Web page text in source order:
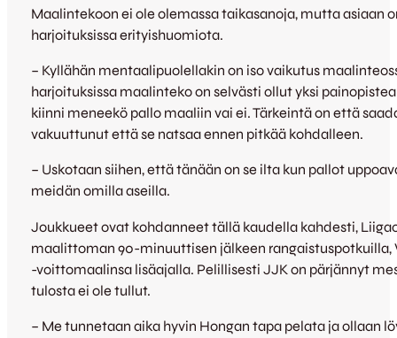
Maalintekoon ei ole olemassa taikasanoja, mutta asiaan
harjoituksissa erityishuomiota.
– Kyllähän mentaalipuolellakin on iso vaikutus
harjoituksissa maalinteko on selvästi ollut yksi
kiinni meneekö pallo maaliin vai ei. Tärkeintä on että
vakuuttunut että se natsaa ennen pitkää kohdalleen.
– Uskotaan siihen, että tänään on se ilta kun pallot
meidän omilla aseilla.
Joukkueet ovat kohdanneet tällä kaudella kahdesti,
maalittoman 90-minuuttisen jälkeen rangaistuspotkuilla,
-voittomaalinsa lisäajalla. Pelillisesti JJK on pärjännyt
tulosta ei ole tullut.
– Me tunnetaan aika hyvin Hongan tapa pelata ja ollaan